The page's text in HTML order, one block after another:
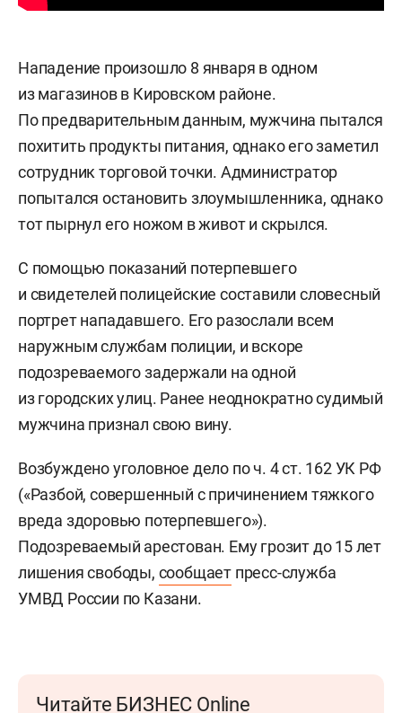
Нападение произошло 8 января в одном
из магазинов в Кировском районе.
По предварительным данным, мужчина пытался
похитить продукты питания, однако его заметил
сотрудник торговой точки. Администратор
попытался остановить злоумышленника, однако
тот пырнул его ножом в живот и скрылся.
С помощью показаний потерпевшего
и свидетелей полицейские составили словесный
портрет нападавшего. Его разослали всем
наружным службам полиции, и вскоре
подозреваемого задержали на одной
из городских улиц. Ранее неоднократно судимый
мужчина признал свою вину.
Возбуждено уголовное дело по ч. 4 ст. 162 УК РФ
(«Разбой, совершенный с причинением тяжкого
вреда здоровью потерпевшего»).
Подозреваемый арестован. Ему грозит до 15 лет
лишения свободы, сообщает пресс-служба
УМВД России по Казани.
Читайте БИЗНЕС Online